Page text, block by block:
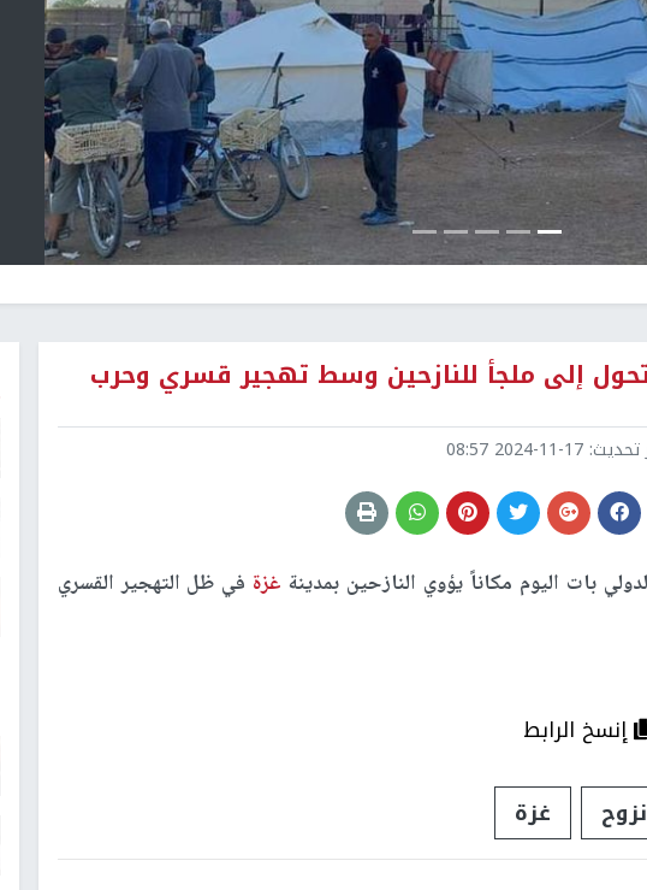
إلى ملجأ للنازحين وسط تهجير قسري وحرب
تحديث: 2024-11-17 08:57
بات اليوم مكاناً يؤوي النازحين بمدينة غزة في ظل التهجير القسري
إنسخ الرابط
نزوح غزة